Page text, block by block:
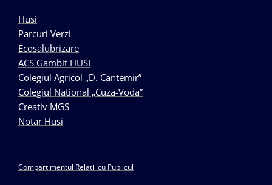
Husi
Parcuri Verzi
Ecosalubrizare
ACS Gambit HUSI
Colegiul Agricol „D. Cantemir”
Colegiul National „Cuza-Voda”
Creativ MGS
Notar Husi
Compartimentul Relatii cu Publicul